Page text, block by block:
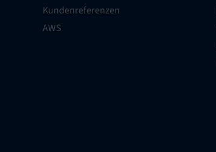
Kundenreferenzen
AWS